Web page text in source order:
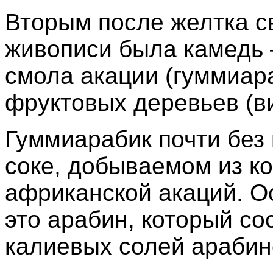
Вторым после желтка
живописи была
смола акации
фруктовых деревьев
Гуммиарабик почти
соке, добываемом из
африканской акаций.
это арабин, который
калиевых солей